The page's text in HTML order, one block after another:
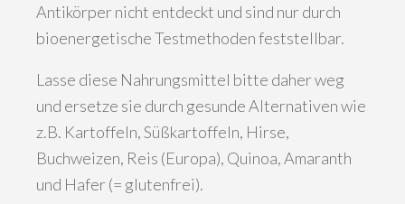
Antikörper nicht entdeckt und sind nur durch
bioenergetische Testmethoden feststellbar.
Lasse diese Nahrungsmittel bitte daher weg
und ersetze sie durch gesunde Alternativen wie
z.B. Kartoffeln, Süßkartoffeln, Hirse,
Buchweizen, Reis (Europa), Quinoa, Amaranth
und Hafer (= glutenfrei).